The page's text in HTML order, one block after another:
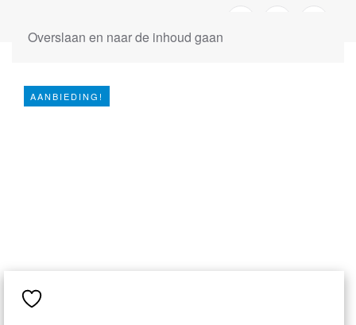
Overslaan en naar de inhoud gaan
AANBIEDING!